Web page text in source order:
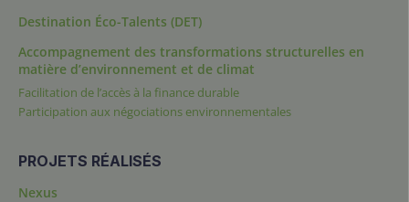
Destination Éco-Talents (DET)
Accompagnement des transformations structurelles en
matière d’environnement et de climat
Facilitation de l’accès à la finance durable
Participation aux négociations environnementales
PROJETS RÉALISÉS
Nexus